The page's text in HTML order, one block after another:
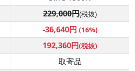
229,000円(税抜)
-36,640円 (16%)
192,360円(税抜)
取寄品